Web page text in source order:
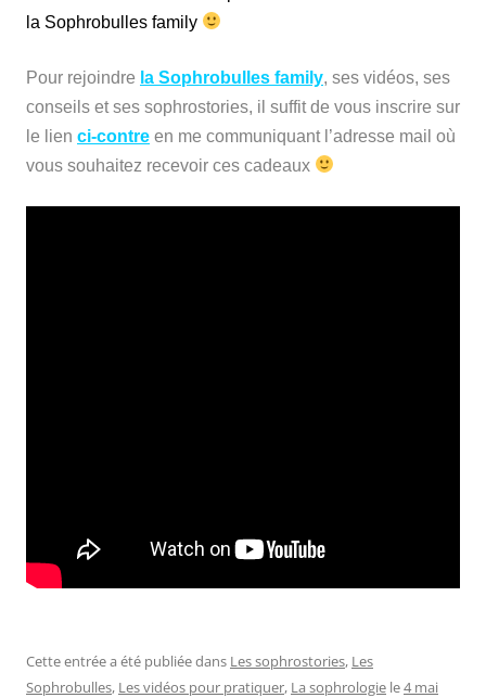
la Sophrobulles family
Pour rejoindre la Sophrobulles family, ses vidéos, ses
conseils et ses sophrostories, il suffit de vous inscrire sur
le lien ci-contre en me communiquant l’adresse mail où
vous souhaitez recevoir ces cadeaux
Cette entrée a été publiée dans Les sophrostories, Les
Sophrobulles, Les vidéos pour pratiquer, La sophrologie le4 mai